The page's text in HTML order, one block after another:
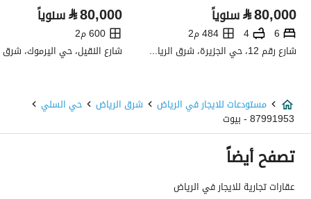
نوع الإعلان
استخدام العقار
تجاري
السعر
738300
المساحة
⃁80,000 سنوياً
6
4
484 م2
شارع رقم 12، حي الجزيرة، شرق الرياض، الرياض
⃁80,000 سنوياً
600 م2
مستودعات للايجار في الرياض شرق الرياض حي السلي
87991953 - بيوت
تصفح أيضاً
عقارات تجارية للايجار في الرياض